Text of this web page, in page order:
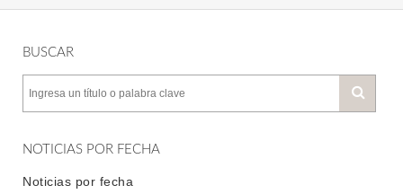
BUSCAR
NOTICIAS POR FECHA
Noticias por fecha